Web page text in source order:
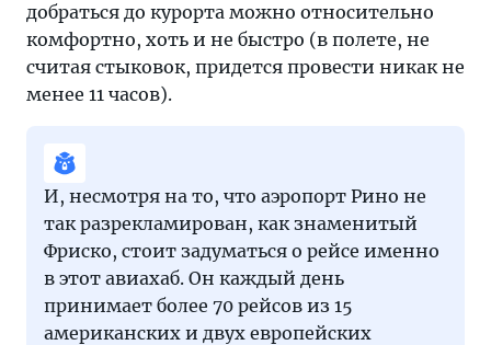
добраться до курорта можно относительно
комфортно, хоть и не быстро (в полете, не
считая стыковок, придется провести никак не
менее 11 часов).
И, несмотря на то, что аэропорт Рино не
так разрекламирован, как знаменитый
Фриско, стоит задуматься о рейсе именно
в этот авиахаб. Он каждый день
принимает более 70 рейсов из 15
американских и двух европейских